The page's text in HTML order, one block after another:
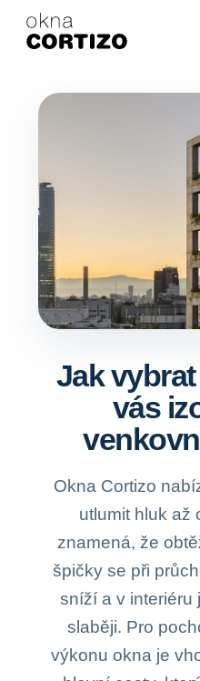
Okna Cortizo je
Produkty
Nabídka
Jak
vás
Okna Cortizo
utlumit hluk až
znamená, že
špičky se při
sníží a v interiéru
slaběji. Pro
výkonu okna je